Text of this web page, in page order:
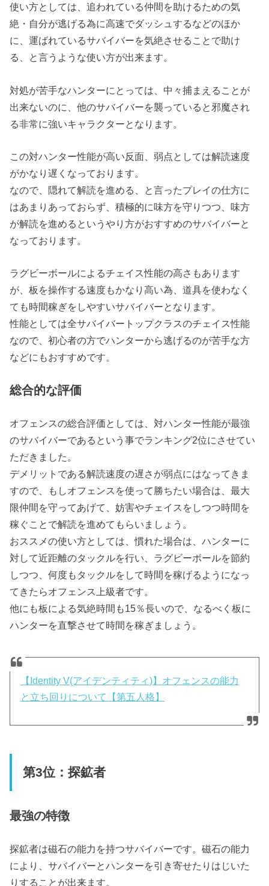
使い方としては、追われている仲間を助けるための気
絶・自分が逃げる為に高速でダッシュするなどのほか
に、運ばれているサバイバーを気絶させることで助け
る、と言うような使い方が出来ます。
対処が苦手なハンターにとっては、中々捕まえることが
出来ないのに、他のサバイバーを襲っていると邪魔され
る非常に強いキャラクターとなります。
この対ハンター性能が高い反面、弱点としては解読速度
がかなり遅くなっております。
なので、隠れて解読を進める、と言ったプレイの仕方に
はあまりあっておらず、積極的に味方を守りつつ、味方
が解読を進めるというやり方がおすすめのサバイバーと
なっております。
ラグビーボールによるチェイス性能の高さもあります
が、板を操作する速度もかなり高い為、道具を使わなく
ても時間稼ぎをしやすいサバイバーとなります。
性能としては全サバイバートップクラスのチェイス性能
なので、初心者の方でハンターから逃げるのが苦手な方
などにもおすすめです。
総合的な評価
オフェンスの総合評価としては、対ハンター性能が最強
のサバイバーであるという事でランキング2位にさせてい
ただきました。
デメリットである解読速度の遅さが弱点にはなってきま
すので、もしオフェンスを使って勝ちたい場合は、最大
限仲間を守ってあげて、妨害やチェイスをしつつ時間を
稼ぐことで解読を進めてもらいましょう。
おススメの使い方としては、慣れた場合は、ハンターに
対して近距離のタックルを行い、ラグビーボールを節約
しつつ、何度もタックルをして時間を稼げるようになっ
てきたらオフェンス上級者です。
他にも板による気絶時間も15％長いので、なるべく板に
ハンターを直撃させて時間を稼ぎましょう。
【Identity V(アイデンティティ)】オフェンスの能力
と立ち回りについて【第五人格】
第3位：探鉱者
最強の特徴
探鉱者は磁石の能力を持つサバイバーです。磁石の能力
により、サバイバーとハンターを引き寄せたりはじいた
りすることが出来ます。